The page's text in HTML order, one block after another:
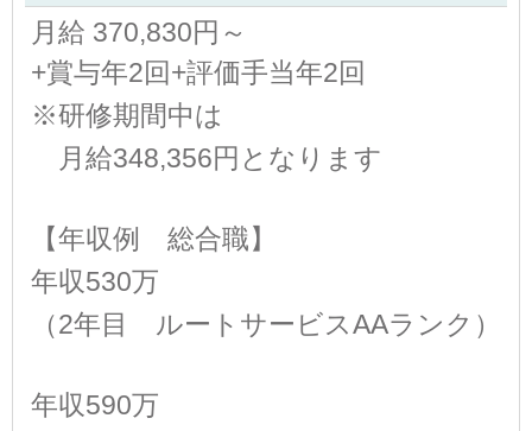
月給 370,830円～
+賞与年2回+評価手当年2回
※研修期間中は
月給348,356円となります
【年収例 総合職】
年収530万
（2年目 ルートサービスAAランク）
年収590万